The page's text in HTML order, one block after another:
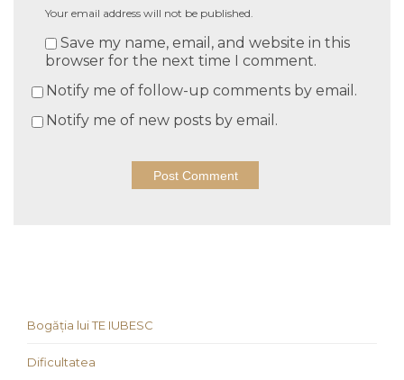
Your email address will not be published.
Save my name, email, and website in this
browser for the next time I comment.
Notify me of follow-up comments by email.
Notify me of new posts by email.
Bogăția lui TE IUBESC
Dificultatea